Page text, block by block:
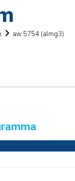
aw 5754 (almg3)